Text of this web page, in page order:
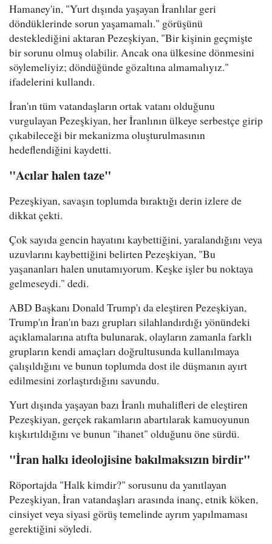
Hamaney'in, "Yurt dışında yaşayan İranlılar geri
döndüklerinde sorun yaşamamalı." görüşünü
desteklediğini aktaran Pezeşkiyan, "Bir kişinin geçmişte
bir sorunu olmuş olabilir. Ancak ona ülkesine dönmesini
söylemeliyiz; döndüğünde gözaltına almamalıyız."
ifadelerini kullandı.
İran'ın tüm vatandaşların ortak vatanı olduğunu
vurgulayan Pezeşkiyan, her İranlının ülkeye serbestçe girip
çıkabileceği bir mekanizma oluşturulmasının
hedeflendiğini kaydetti.
"Acılar halen taze"
Pezeşkiyan, savaşın toplumda bıraktığı derin izlere de
dikkat çekti.
Çok sayıda gencin hayatını kaybettiğini, yaralandığını veya
uzuvlarını kaybettiğini belirten Pezeşkiyan, "Bu
yaşananları halen unutamıyorum. Keşke işler bu noktaya
gelmeseydi." dedi.
ABD Başkanı Donald Trump'ı da eleştiren Pezeşkiyan,
Trump'ın İran'ın bazı grupları silahlandırdığı yönündeki
açıklamalarına atıfta bulunarak, olayların zamanla farklı
grupların kendi amaçları doğrultusunda kullanılmaya
çalışıldığını ve bunun toplumda dost ile düşmanın ayırt
edilmesini zorlaştırdığını savundu.
Yurt dışında yaşayan bazı İranlı muhalifleri de eleştiren
Pezeşkiyan, gerçek rakamların abartılarak kamuoyunun
kışkırtıldığını ve bunun "ihanet" olduğunu öne sürdü.
"İran halkı ideolojisine bakılmaksızın birdir"
Röportajda "Halk kimdir?" sorusunu da yanıtlayan
Pezeşkiyan, İran vatandaşları arasında inanç, etnik köken,
cinsiyet veya siyasi görüş temelinde ayrım yapılmaması
gerektiğini söyledi.